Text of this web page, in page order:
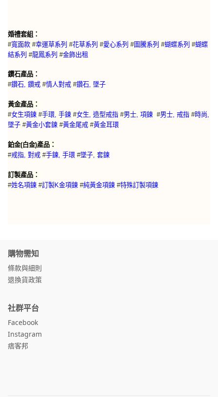
婚禮套組：
#寬面款 #幸運草系列 #花草系列 #愛心系列 #圖騰系列 #蝴蝶系列 #蝴蝶
結系列 #龍鳳系列 #金飾出租
鑽石產品：
#鑽石, 鑽戒 #情人對戒 #鑽石, 墜子
黃金產品：
#女生項鍊 #手環, 手鍊 #女生, 造型戒指 #男士, 項鍊 #男士, 戒指 #時尚,
墜子 #黃金小套鍊 #黃金尾戒 #黃金耳環
鉑金(白金)產品：
#戒指, 對戒 #手鍊, 手環 #墜子, 套鍊
訂製產品：
#姓名項鍊 #訂製K金項鍊 #純黃金項鍊 #特殊訂製項鍊
購物需知
條款與細則
退換貨政策
社群平台
Facebook
Instagram
痞客邦